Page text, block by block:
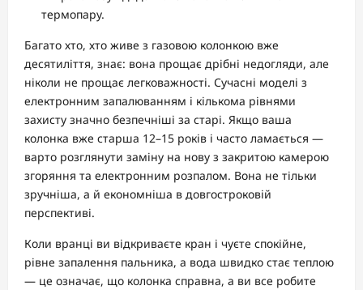
термопару.
Багато хто, хто живе з газовою колонкою вже
десятиліття, знає: вона прощає дрібні недогляди, але
ніколи не прощає легковажності. Сучасні моделі з
електронним запалюванням і кількома рівнями
захисту значно безпечніші за старі. Якщо ваша
колонка вже старша 12–15 років і часто ламається —
варто розглянути заміну на нову з закритою камерою
згоряння та електронним розпалом. Вона не тільки
зручніша, а й економніша в довгостроковій
перспективі.
Коли вранці ви відкриваєте кран і чуєте спокійне,
рівне запалення пальника, а вода швидко стає теплою
— це означає, що колонка справна, а ви все робите